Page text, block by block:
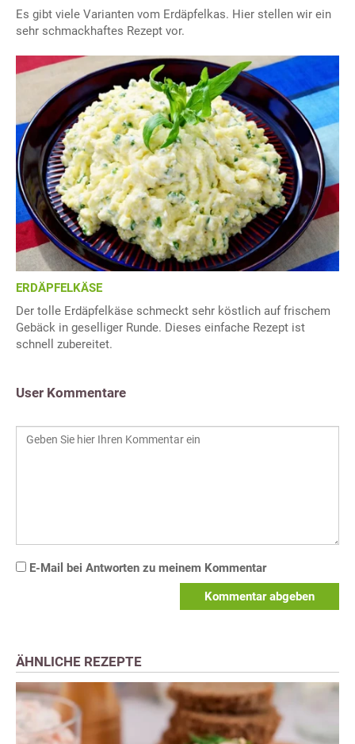
Es gibt viele Varianten vom Erdäpfelkas. Hier stellen wir ein
sehr schmackhaftes Rezept vor.
ERDÄPFELKÄSE
Der tolle Erdäpfelkäse schmeckt sehr köstlich auf frischem
Gebäck in geselliger Runde. Dieses einfache Rezept ist
schnell zubereitet.
User Kommentare
E-Mail bei Antworten zu meinem Kommentar
Kommentar abgeben
ÄHNLICHE REZEPTE